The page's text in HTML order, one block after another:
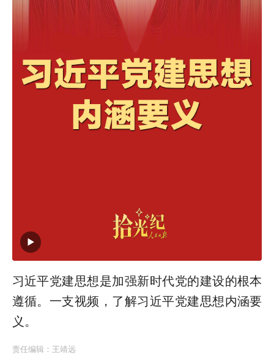
习近平党建思想是加强新时代党的建设的根本
遵循。一支视频，了解习近平党建思想内涵要
义。
责任编辑： 王靖远